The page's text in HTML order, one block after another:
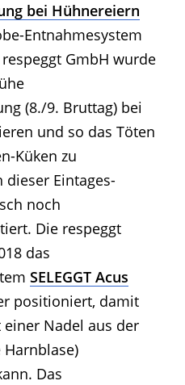
bei Hühnereiern
Entnahmesystem
respeggt GmbH wurde
(8./9. Bruttag) bei
und so das Töten
Küken zu
Eintages-
noch
Die respeggt
das
SELEGGT Acus
positioniert, damit
Nadel aus der
Das